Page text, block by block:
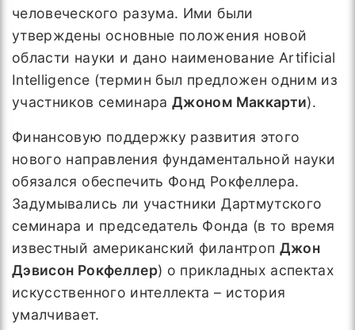
человеческого разума. Ими были
утверждены основные положения новой
области науки и дано наименование Artificial
Intelligence (термин был предложен одним из
участников семинараДжоном Маккарти).
Финансовую поддержку развития этого
нового направления фундаментальной науки
обязался обеспечить Фонд Рокфеллера.
Задумывались ли участники Дартмутского
семинара и председатель Фонда (в то время
известный американский филантроп Джон
Дэвисон Рокфеллер) о прикладных аспектах
искусственного интеллекта – история
умалчивает.